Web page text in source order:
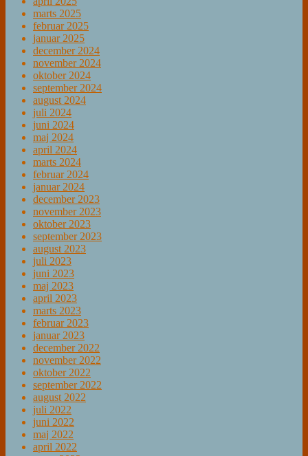
marts 2025
februar 2025
januar 2025
december 2024
november 2024
oktober 2024
september 2024
august 2024
juli 2024
juni 2024
maj 2024
april 2024
marts 2024
februar 2024
januar 2024
december 2023
november 2023
oktober 2023
september 2023
august 2023
juli 2023
juni 2023
maj 2023
april 2023
marts 2023
februar 2023
januar 2023
december 2022
november 2022
oktober 2022
september 2022
august 2022
juli 2022
juni 2022
maj 2022
april 2022